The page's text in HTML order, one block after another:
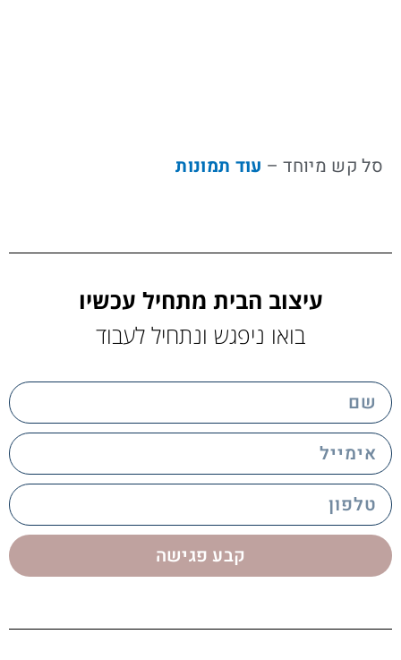
סל קש מיוחד – עוד תמונות
עיצוב הבית מתחיל עכשיו
בואו ניפגש ונתחיל לעבוד
name
email
phone
קבע פגישה